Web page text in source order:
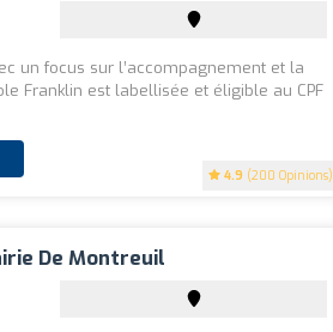
4.9 (200 Opinions)
un focus sur l’accompagnement et la
Franklin est labellisée et éligible au CPF
De Montreuil